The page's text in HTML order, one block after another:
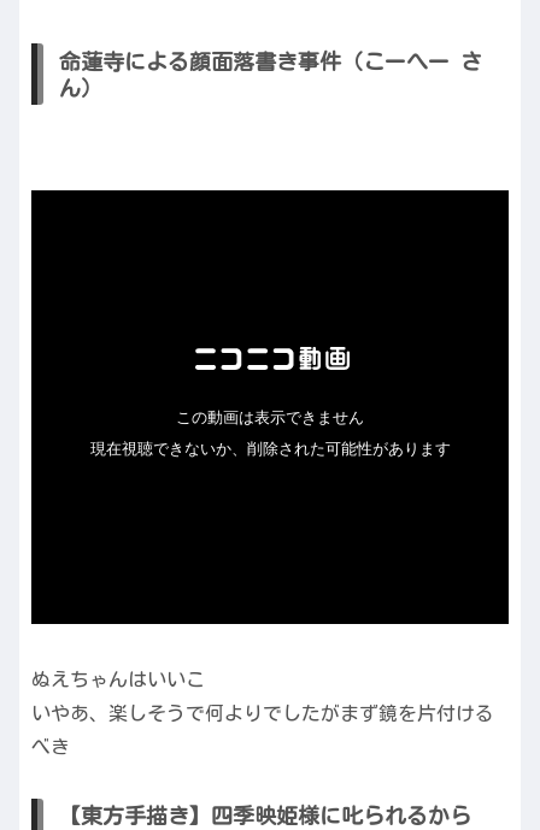
命蓮寺による顔面落書き事件（こーへー さ
ん）
ぬえちゃんはいいこ
いやあ、楽しそうで何よりでしたがまず鏡を片付ける
べき
【東方手描き】四季映姫様に叱られるから